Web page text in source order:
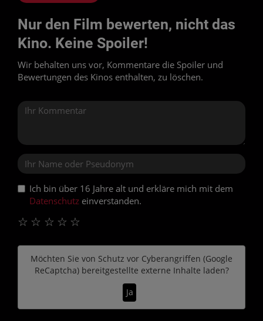
Nur den Film bewerten, nicht das
Kino. Keine Spoiler!
Wir behalten uns vor, Kommentare die Spoiler und
Bewertungen des Kinos enthalten, zu löschen.
Ich bin über 16 Jahre alt und erkläre mich mit dem
Datenschutz einverstanden.
☆
☆
☆
☆
☆
Möchten Sie von Schutz vor Cyberangriffen (Google
ReCaptcha)bereitgestellte externe Inhalte laden?
Ja